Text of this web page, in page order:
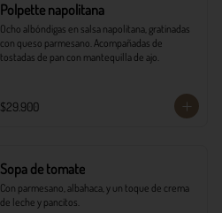
Polpette napolitana
Ocho albóndigas en salsa napolitana, gratinadas
con queso parmesano. Acompañadas de
tostadas de pan con mantequilla de ajo.
$29.900
Sopa de tomate
Con parmesano, albahaca, y un toque de crema
de leche y pancitos.